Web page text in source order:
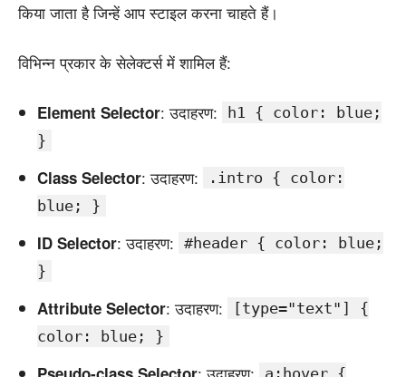
किया जाता है जिन्हें आप स्टाइल करना चाहते हैं।
विभिन्न प्रकार के सेलेक्टर्स में शामिल हैं:
Element Selector: उदाहरण:
h1 { color: blue;
}
Class Selector: उदाहरण:
.intro { color:
blue; }
ID Selector: उदाहरण: #header { color: blue;
}
Attribute Selector: उदाहरण:
[type="text"] {
color: blue; }
a:hover {